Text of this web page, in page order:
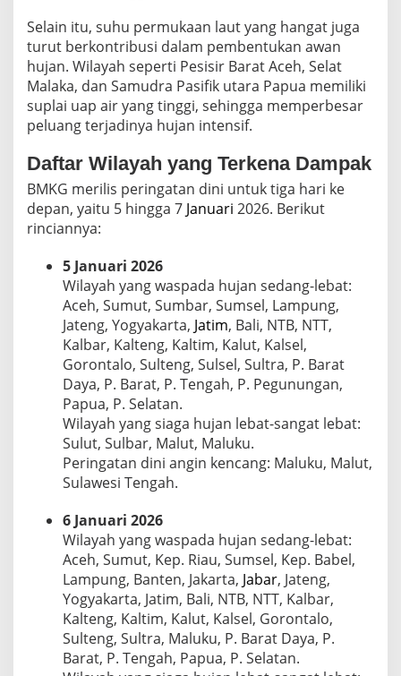
Selain itu, suhu permukaan laut yang hangat juga
turut berkontribusi dalam pembentukan awan
hujan. Wilayah seperti Pesisir Barat Aceh, Selat
Malaka, dan Samudra Pasifik utara Papua memiliki
suplai uap air yang tinggi, sehingga memperbesar
peluang terjadinya hujan intensif.
Daftar Wilayah yang Terkena Dampak
BMKG merilis peringatan dini untuk tiga hari ke
depan, yaitu 5 hingga 7 Januari 2026. Berikut
rinciannya:
5 Januari 2026
Wilayah yang waspada hujan sedang-lebat:
Aceh, Sumut, Sumbar, Sumsel, Lampung,
Jateng, Yogyakarta, Jatim, Bali, NTB, NTT,
Kalbar, Kalteng, Kaltim, Kalut, Kalsel,
Gorontalo, Sulteng, Sulsel, Sultra, P. Barat
Daya, P. Barat, P. Tengah, P. Pegunungan,
Papua, P. Selatan.
Wilayah yang siaga hujan lebat-sangat lebat:
Sulut, Sulbar, Malut, Maluku.
Peringatan dini angin kencang: Maluku, Malut,
Sulawesi Tengah.
6 Januari 2026
Wilayah yang waspada hujan sedang-lebat:
Aceh, Sumut, Kep. Riau, Sumsel, Kep. Babel,
Lampung, Banten, Jakarta, Jabar, Jateng,
Yogyakarta, Jatim, Bali, NTB, NTT, Kalbar,
Kalteng, Kaltim, Kalut, Kalsel, Gorontalo,
Sulteng, Sultra, Maluku, P. Barat Daya, P.
Barat, P. Tengah, Papua, P. Selatan.